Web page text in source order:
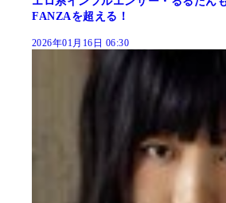
FANZAを超える！
2026年01月16日 06:30